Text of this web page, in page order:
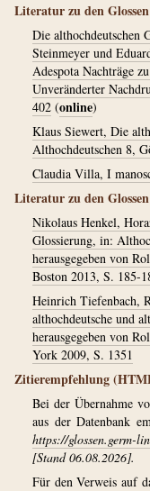
Literatur zu den
Die althochdeutschen
Steinmeyer und
Adespota Nachträge
Unveränderter
402 (online)
Klaus Siewert, Die
Althochdeutschen 8,
Claudia Villa, I
Literatur zu den
Nikolaus Henkel,
Glossierung, in:
herausgegeben von
Boston 2013, S. 185-
Heinrich Tiefenbach,
althochdeutsche und
herausgegeben von
York 2009, S. 1351
Zitierempfehlung
Bei der Übernahme
aus der Datenbank
https://glossen.germ-
[Stand 06.08.2026].
Für den Verweis auf